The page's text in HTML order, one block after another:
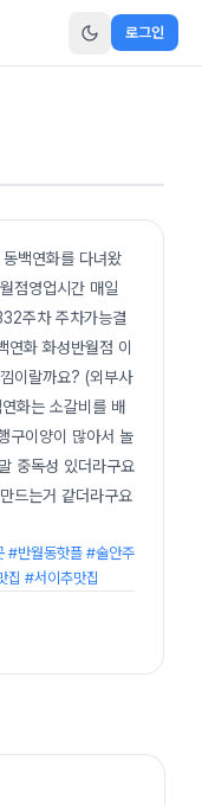
로그인
백연화를 다녀왔
점영업시간 매일
주차 주차가능결
화 화성반월점 이
이랄까요? (외부사
화는 소갈비를 배
구이양이 많아서 놀
중독성 있더라구요
드는거 같더라구요
#반월동핫플 #술안주
집 #서이추맛집